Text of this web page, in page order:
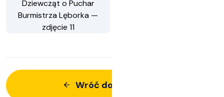
Wróć do aktualności